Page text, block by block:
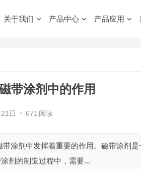
关于我们 产品中心 产品应用
带涂剂中的作用
日 • 671 阅读
涂剂中发挥着重要的作用。磁带涂剂
剂的制造过程中，需要...